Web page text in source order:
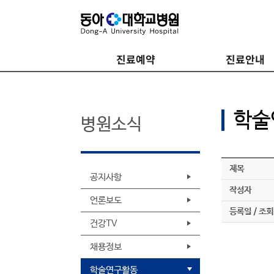
진료예약 진료안내
병원소식
공지사항
언론보도
건강TV
채용정보
학술연구활동
학
제목
작성자
등록일 / 조회